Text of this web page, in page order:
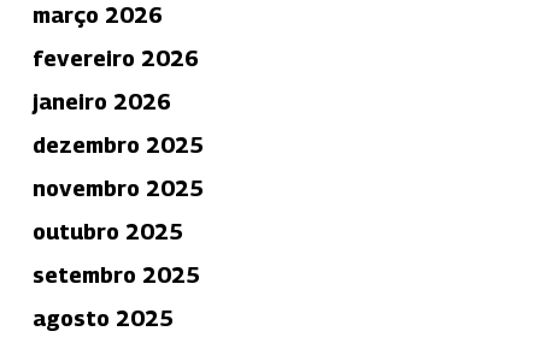
março 2026
fevereiro 2026
janeiro 2026
dezembro 2025
novembro 2025
outubro 2025
setembro 2025
agosto 2025